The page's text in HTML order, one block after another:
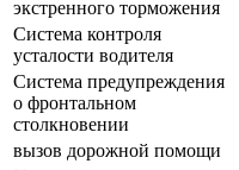
экстренного торможения
Система контроля
усталости водителя
Система предупреждения
о фронтальном
столкновении
вызов дорожной помощи